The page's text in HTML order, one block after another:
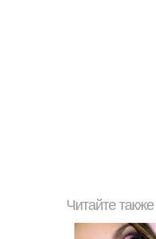
Читайте также